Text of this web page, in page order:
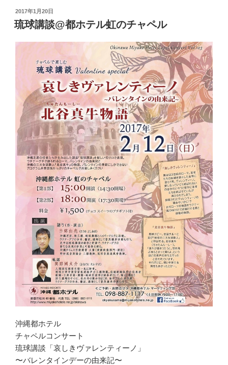
投
稿
日:
2017年1月20日
琉球講談@都ホテル虹のチャペル
沖縄都ホテル
チャペルコンサート
琉球講談「哀しきヴァレンティーノ」
〜バレンタインデーの由来記〜